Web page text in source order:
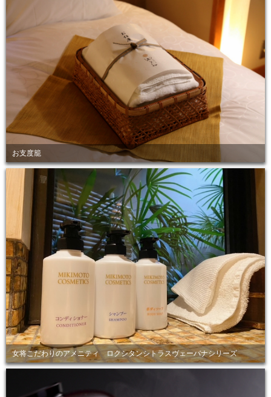
お支度籠
女将こだわりのアメニティ ロクシタンシトラスヴェーバナシリーズ